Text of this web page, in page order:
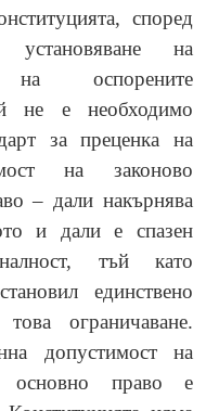
според
на
на оспорените
не е необходимо
за преценка на
на законово
– дали накърнява
и дали е спазен
тъй като
единствено
ограничаване.
допустимост на
основно право е